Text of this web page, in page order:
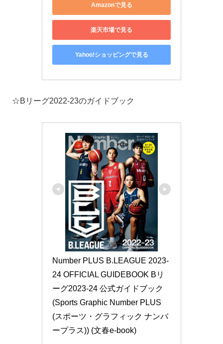
Amazonで見る
楽天市場で見る
Yahoo!ショッピングで見る
☆Bリーグ2022-23のガイドブック
Number PLUS B.LEAGUE 2023-
24 OFFICIAL GUIDEBOOK Bリ
ーグ2023-24 公式ガイドブック
(Sports Graphic Number PLUS
(スポーツ・グラフィック ナンバ
ープラス)) (文春e-book)